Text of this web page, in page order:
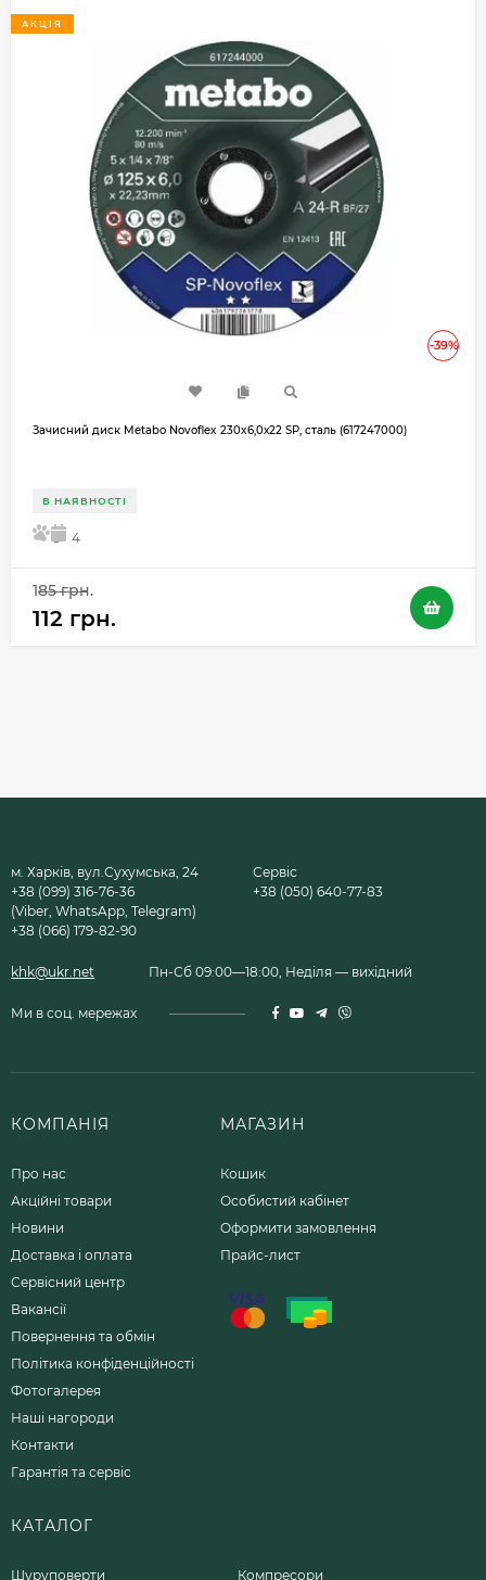
-39%
АКЦІЯ
Зачисний диск Metabo Novoflex 230x6,0х22 SP, сталь (617247000)
В НАЯВНОСТІ
5 4
185 грн.
112 грн.
м. Харків, вул.Сухумська, 24
+38 (099) 316-76-36
(Viber, WhatsApp, Telegram)
+38 (066) 179-82-90
Сервіс
+38 (050) 640-77-83
khk@ukr.net Пн-Сб 09:00—18:00, Неділя — вихідний
Ми в соц. мережах
КОМПАНІЯ
Про нас
Акційні товари
Новини
Доставка і оплата
Сервісний центр
Вакансії
Повернення та обмін
Політика конфіденційності
Фотогалерея
Наші нагороди
Контакти
Гарантія та сервіс
МАГАЗИН
Кошик
Особистий кабінет
Оформити замовлення
Прайс-лист
КАТАЛОГ
Шуруповерти Компресори